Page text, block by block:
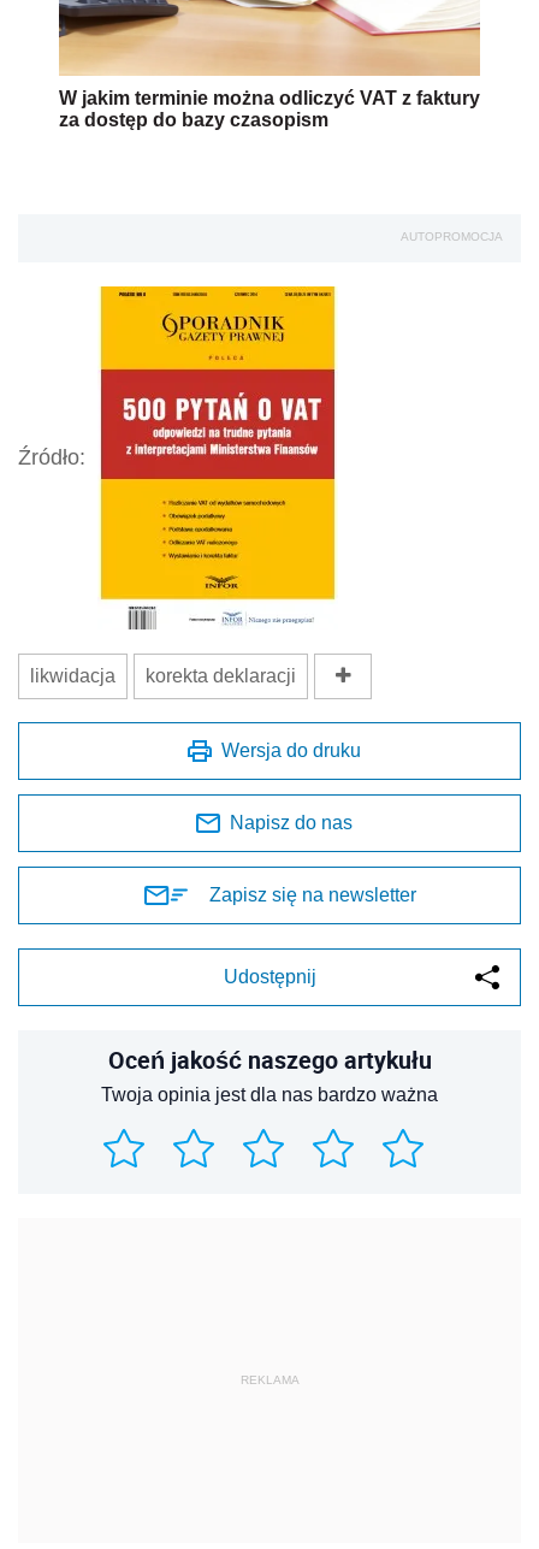
W jakim terminie można odliczyć VAT z faktury
za dostęp do bazy czasopism
AUTOPROMOCJA
Źródło:
likwidacja korekta deklaracji
Wersja do druku
Napisz do nas
Zapisz się na newsletter
Udostępnij
Oceń jakość naszego artykułu
Twoja opinia jest dla nas bardzo ważna
REKLAMA